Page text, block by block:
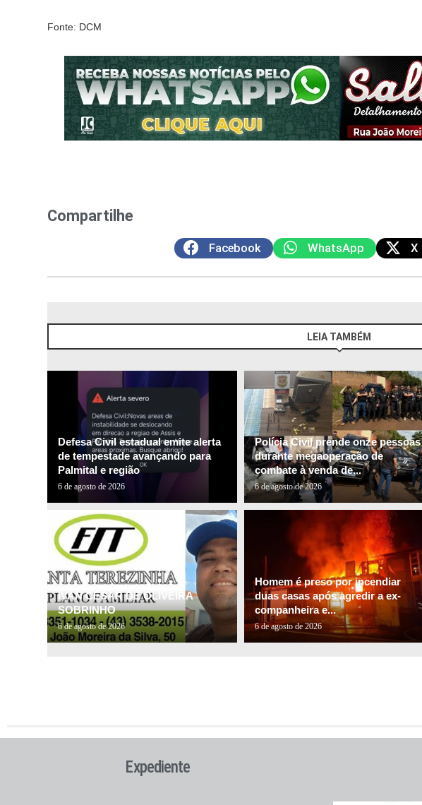
Fonte: DCM
Compartilhe
Facebook WhatsApp X
LEIA TAMBÉM
Defesa Civil estadual emite alerta
de tempestade avançando para
Palmital e região
6 de agosto de 2026
Polícia Civil prende onze pessoas
durante megaoperação de
combate à venda de...
6 de agosto de 2026
IVAN CESAR DE OLIVEIRA
SOBRINHO
6 de agosto de 2026
Homem é preso por incendiar
duas casas após agredir a ex-
companheira e...
6 de agosto de 2026
Expediente